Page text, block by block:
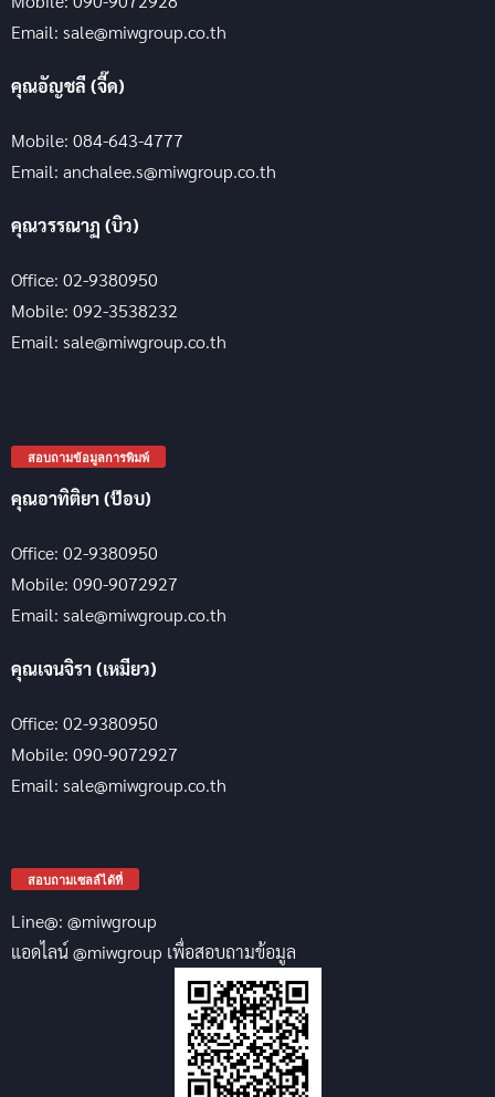
Email: sale@miwgroup.co.th
คุณอัญชลี (จี๊ด)
Mobile: 084-643-4777
Email: anchalee.s@miwgroup.co.th
คุณวรรณาฏ (บิว)
Office: 02-9380950
Mobile: 092-3538232
Email: sale@miwgroup.co.th
สอบถามข้อมูลการพิมพ์
คุณอาทิติยา (ป๊อบ)
Office: 02-9380950
Mobile: 090-9072927
Email: sale@miwgroup.co.th
คุณเจนจิรา (เหมียว)
Office: 02-9380950
Mobile: 090-9072927
Email: sale@miwgroup.co.th
สอบถามเซลล์ได้ที่
Line@: @miwgroup
แอดไลน์ @miwgroup เพื่อสอบถามข้อมูล